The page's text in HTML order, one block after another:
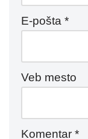
E-pošta *
Veb mesto
Komentar *